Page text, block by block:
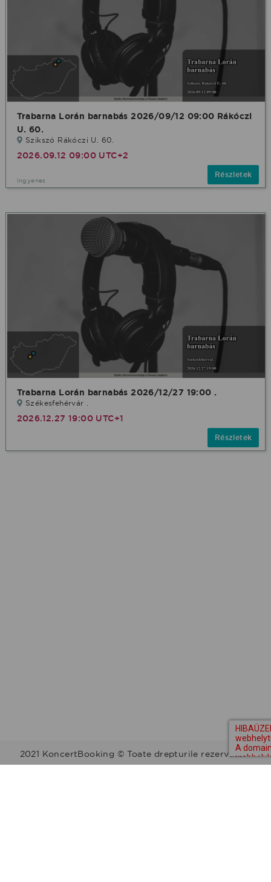
Trabarna Lorán barnabás 2026/09/12 09:00 Rákóczi
U. 60.
Szikszó Rákóczi U. 60.
2026.09.12 09:00 UTC+2
Ingyenes
Részletek
Trabarna Lorán barnabás 2026/12/27 19:00 .
Székesfehérvár .
2026.12.27 19:00 UTC+1
Részletek
2021 KoncertBooking © Toate drepturile rezervate.
Kapcsolat | Telefonszám: +36 30 157 9812 | E-mail: